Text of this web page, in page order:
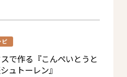
ピ
で作る『こんぺいとうと
ュトーレン』